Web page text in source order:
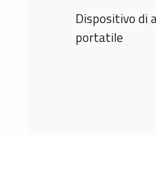
Dispositivo di
portatile